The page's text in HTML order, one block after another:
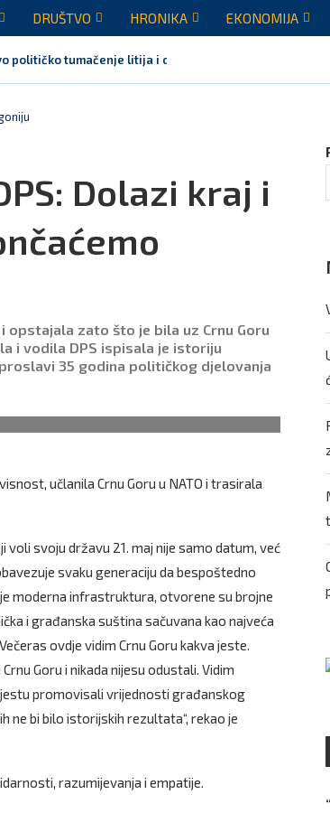
DRUŠTVO HRONIKA EKONOMIJA
političko tumačenje litija i crkvenih pitanja
Dolazi kraj i
zato što je bila uz Crnu Goru
i vodila DPS ispisala je istoriju
35 godina političkog djelovanja
učlanila Crnu Goru u NATO i trasirala
voli svoju državu 21. maj nije samo datum, već
svaku generaciju da bespoštedno
moderna infrastruktura, otvorene su brojne
i građanska suština sačuvana kao najveća
ovdje vidim Crnu Goru kakva jeste.
Goru i nikada nijesu odustali. Vidim
promovisali vrijednosti građanskog
ne bi bilo istorijskih rezultata“, rekao je
razumijevanja i empatije.